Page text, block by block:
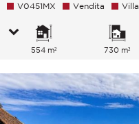
V0451MX Vendita Villa
554 m² 730 m²